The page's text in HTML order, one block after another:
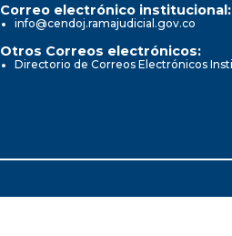
Correo electrónico institucional:
info@cendoj.ramajudicial.gov.co
Otros Correos electrónicos:
Directorio de Correos Electrónicos